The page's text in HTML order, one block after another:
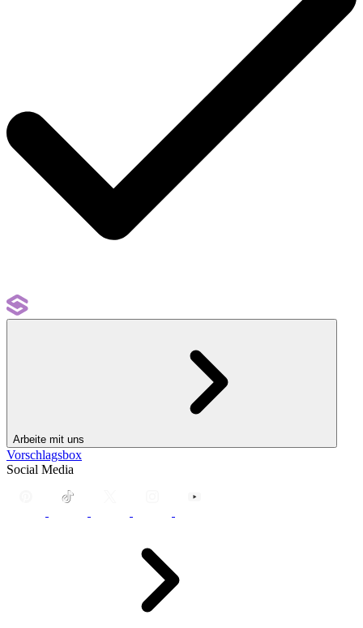
Arbeite mit uns
Vorschlagsbox
Social Media